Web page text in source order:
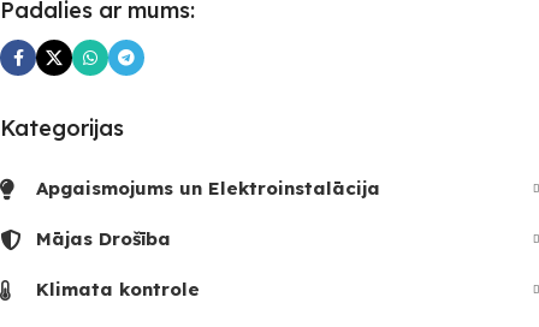
Padalies ar mums:
Kategorijas
Apgaismojums un Elektroinstalācija
Mājas Drošība
Klimata kontrole